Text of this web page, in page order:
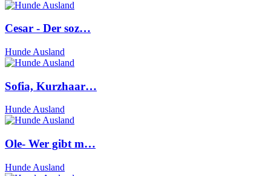
Cesar - Der soz…
Hunde Ausland
Sofia, Kurzhaar…
Hunde Ausland
Ole- Wer gibt m…
Hunde Ausland